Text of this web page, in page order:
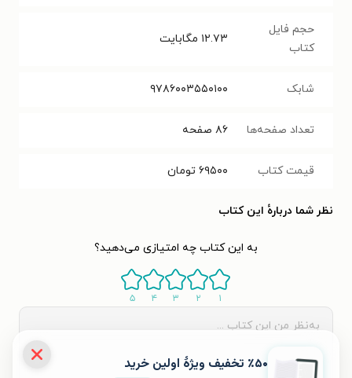
حجم فایل
کتاب
۱۲.۷۳ مگابایت
شابک ۹۷۸۶۰۰۳۵۵۰۱۰۰
تعداد صفحه‌ها ۸۶ صفحه
قیمت کتاب ۶۹۵۰۰ تومان
نظر شما دربارهٔ این کتاب
به این کتاب چه امتیازی می‌دهید؟
۱ ۲ ۳ ۴ ۵
٪۵۰ تخفیف ویژۀ اولین خرید